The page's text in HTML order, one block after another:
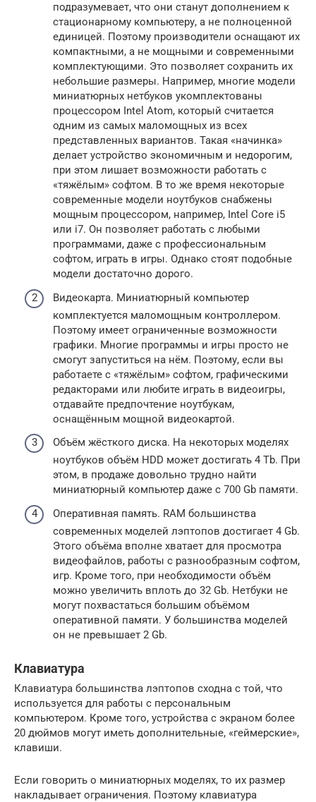
подразумевает, что они станут дополнением к
стационарному компьютеру, а не полноценной
единицей. Поэтому производители оснащают их
компактными, а не мощными и современными
комплектующими. Это позволяет сохранить их
небольшие размеры. Например, многие модели
миниатюрных нетбуков укомплектованы
процессором Intel Atom, который считается
одним из самых маломощных из всех
представленных вариантов. Такая «начинка»
делает устройство экономичным и недорогим,
при этом лишает возможности работать с
«тяжёлым» софтом. В то же время некоторые
современные модели ноутбуков снабжены
мощным процессором, например, Intel Core i5
или i7. Он позволяет работать с любыми
программами, даже с профессиональным
софтом, играть в игры. Однако стоят подобные
модели достаточно дорого.
Видеокарта. Миниатюрный компьютер
комплектуется маломощным контроллером.
Поэтому имеет ограниченные возможности
графики. Многие программы и игры просто не
смогут запуститься на нём. Поэтому, если вы
работаете с «тяжёлым» софтом, графическими
редакторами или любите играть в видеоигры,
отдавайте предпочтение ноутбукам,
оснащённым мощной видеокартой.
Объём жёсткого диска. На некоторых моделях
ноутбуков объём HDD может достигать 4 Tb. При
этом, в продаже довольно трудно найти
миниатюрный компьютер даже с 700 Gb памяти.
Оперативная память. RAM большинства
современных моделей лэптопов достигает 4 Gb.
Этого объёма вполне хватает для просмотра
видеофайлов, работы с разнообразным софтом,
игр. Кроме того, при необходимости объём
можно увеличить вплоть до 32 Gb. Нетбуки не
могут похвастаться большим объёмом
оперативной памяти. У большинства моделей
он не превышает 2 Gb.
Клавиатура
Клавиатура большинства лэптопов сходна с той, что
используется для работы с персональным
компьютером. Кроме того, устройства с экраном более
20 дюймов могут иметь дополнительные, «геймерские»,
клавиши.
Если говорить о миниатюрных моделях, то их размер
накладывает ограничения. Поэтому клавиатура